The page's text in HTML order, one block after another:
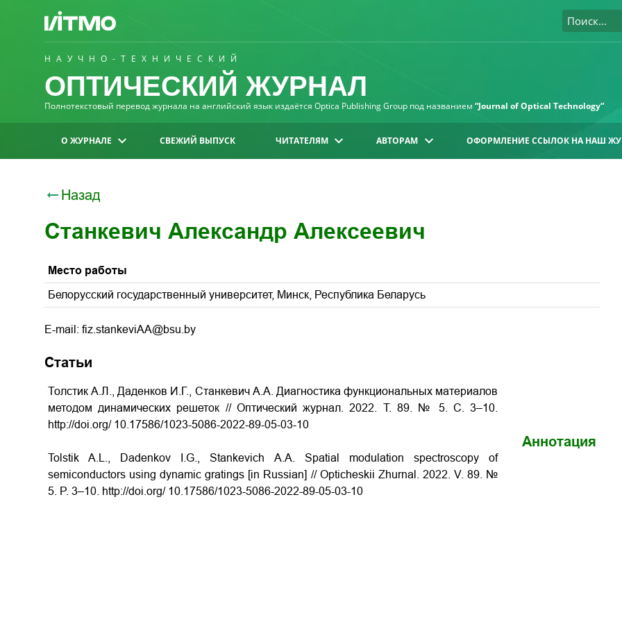
НАУЧНО-ТЕХНИЧЕСКИЙ
ОПТИЧЕСКИЙ ЖУРНАЛ
Полнотекстовый перевод журнала на английский язык издаётся Optica Publishing Group под названием “Journal of Optical Technology“
О ЖУРНАЛЕ СВЕЖИЙ ВЫПУСК ЧИТАТЕЛЯМ АВТОРАМ ОФОРМЛЕНИЕ ССЫЛОК НА НАШ
Назад
Станкевич Александр Алексеевич
Место работы
Белорусский государственный университет, Минск, Республика Беларусь
E-mail: fiz.stankeviAA@bsu.by
Статьи
Толстик А.Л., Даденков И.Г., Станкевич А.А. Диагностика функциональных материалов
методом динамических решеток // Оптический журнал. 2022. Т. 89. № 5. С. 3–10.
http://doi.org/ 10.17586/1023-5086-2022-89-05-03-10
Tolstik A.L., Dadenkov I.G., Stankevich A.A. Spatial modulation spectroscopy of
semiconductors using dynamic gratings [in Russian] // Opticheskii Zhurnal. 2022. V. 89. №
5. P. 3–10. http://doi.org/ 10.17586/1023-5086-2022-89-05-03-10
Аннотация